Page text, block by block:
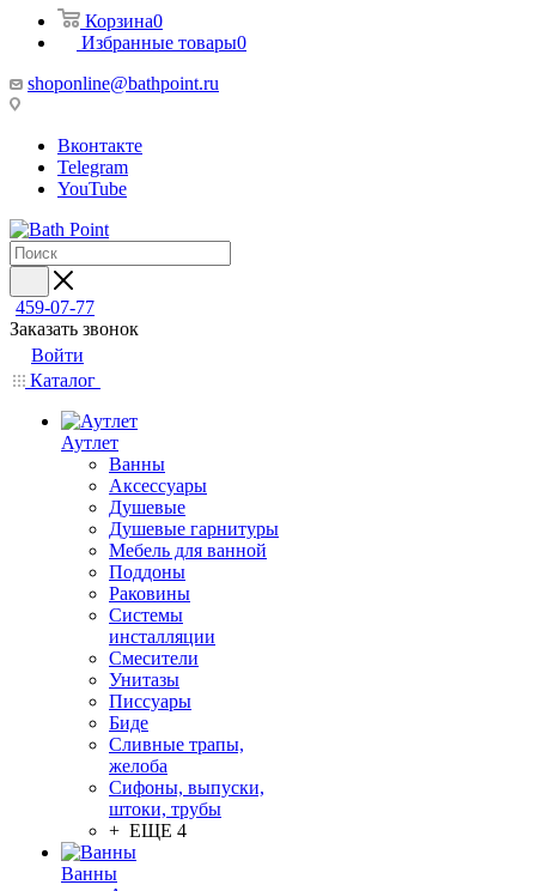
Корзина0
Избранные товары0
shoponline@bathpoint.ru
Вконтакте
Telegram
YouTube
459-07-77
Заказать звонок
Войти
Каталог
Аутлет
Ванны
Аксессуары
Душевые
Душевые гарнитуры
Мебель для ванной
Поддоны
Раковины
Системы
инсталляции
Смесители
Унитазы
Писсуары
Биде
Сливные трапы,
желоба
Сифоны, выпуски,
штоки, трубы
+ ЕЩЕ 4
Ванны